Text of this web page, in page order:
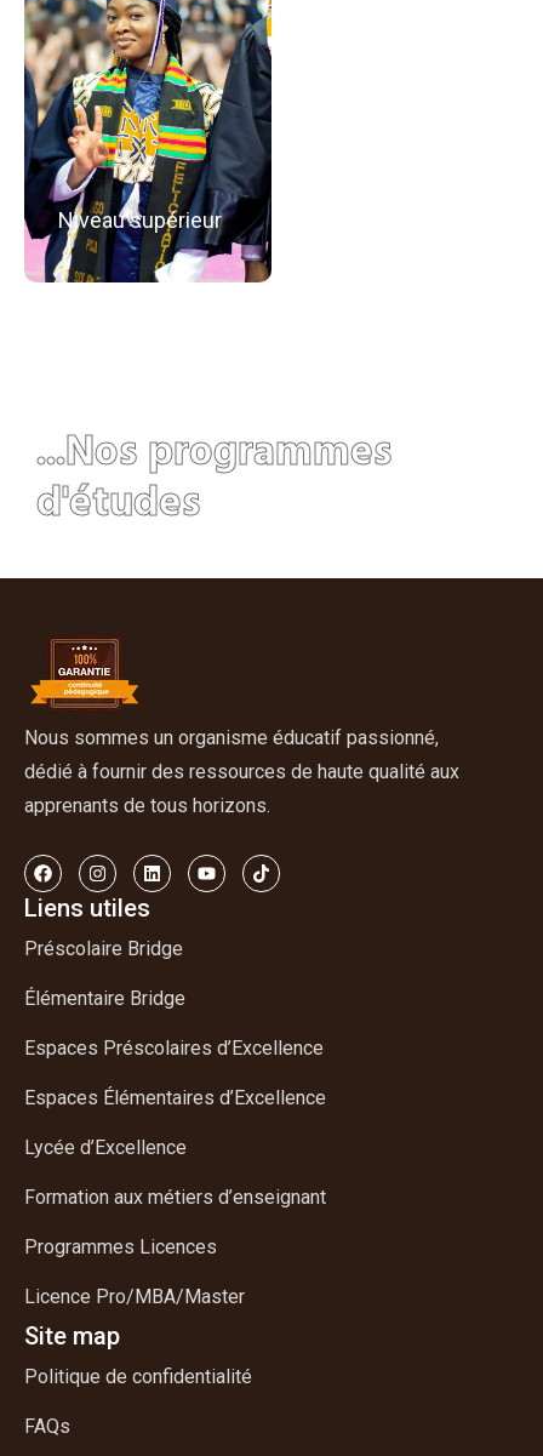
Niveau supérieur
...Nos programmes
d'études
Nous sommes un organisme éducatif passionné,
dédié à fournir des ressources de haute qualité aux
apprenants de tous horizons.
Liens utiles
Préscolaire Bridge
Élémentaire Bridge
Espaces Préscolaires d’Excellence
Espaces Élémentaires d’Excellence
Lycée d’Excellence
Formation aux métiers d’enseignant
Programmes Licences
Licence Pro/MBA/Master
Site map
Politique de confidentialité
FAQs